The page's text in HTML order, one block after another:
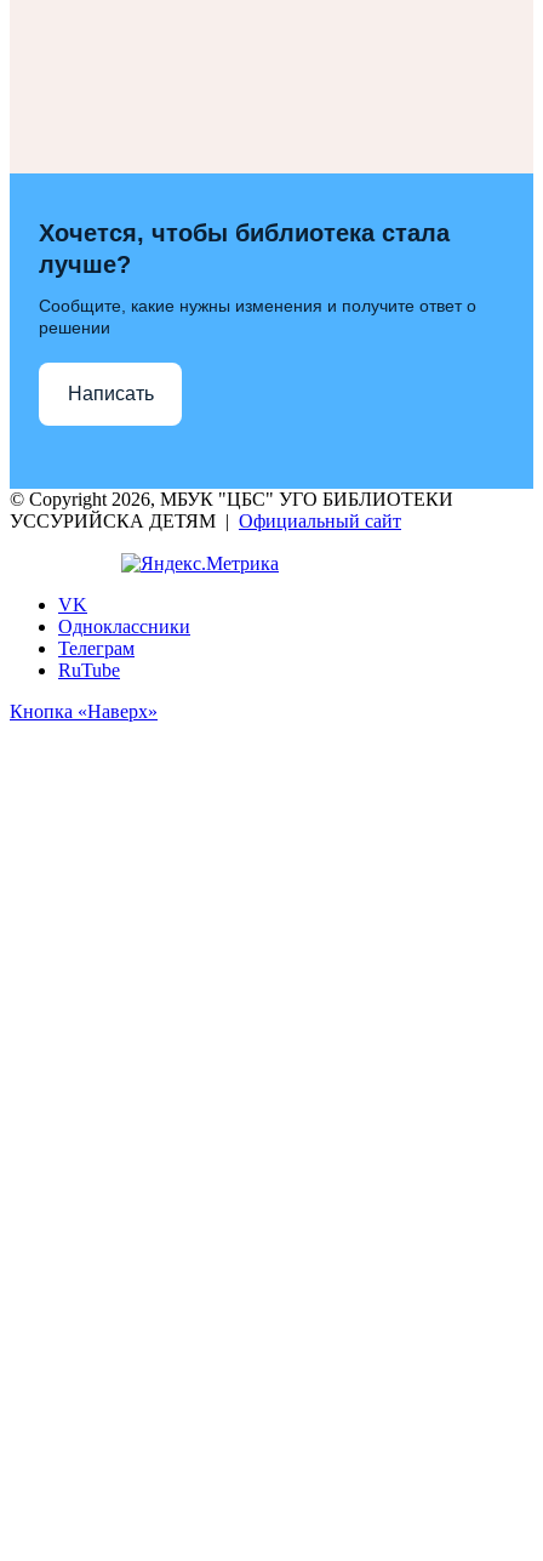
Хочется, чтобы библиотека стала
лучше?
Сообщите, какие нужны изменения и получите ответ о
решении
Написать
© Copyright 2026, МБУК "ЦБС" УГО БИБЛИОТЕКИ
УССУРИЙСКА ДЕТЯМ | Официальный сайт
VK
Одноклассники
Телеграм
RuTube
Кнопка «Наверх»